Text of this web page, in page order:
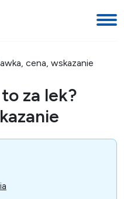
cena, wskazanie
za lek?